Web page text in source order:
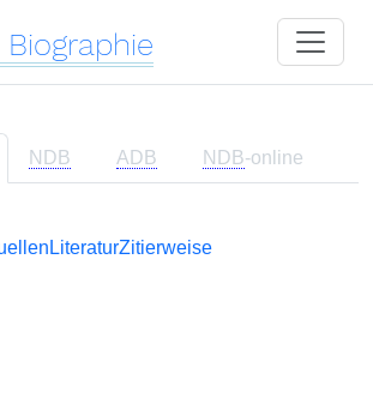
Biographie
NDB ADB NDB-online
LiteraturZitierweise